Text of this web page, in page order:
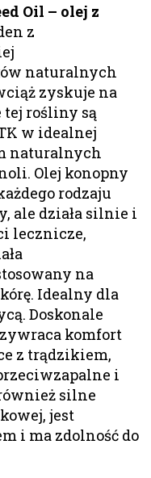
Oil – olej z
z
naturalnych
zyskuje na
tej rośliny są
w idealnej
naturalnych
Olej konopny
rodzaju
ale działa silnie i
lecznicze,
na
Idealny dla
Doskonale
komfort
z trądzikiem,
i
silne
jest
i ma zdolność do